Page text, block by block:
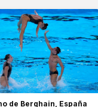
de Berghain, España